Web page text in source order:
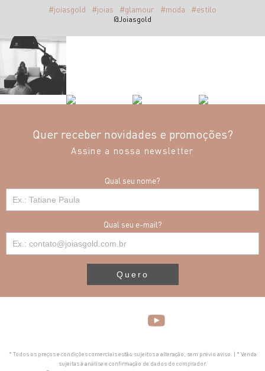
#joiasgold #joias #glamour #moda #estilo
@Joiasgold
Quer receber novidades e promoções?
Assine a nossa newsletter
Qual seu nome?
Qual seu e-mail?
Quero
* Todos os preços e condições comerciais estão sujeitos a alteração, sem prévio aviso. | * Venda
sujeitas à análise e confirmação de dados do comprador.